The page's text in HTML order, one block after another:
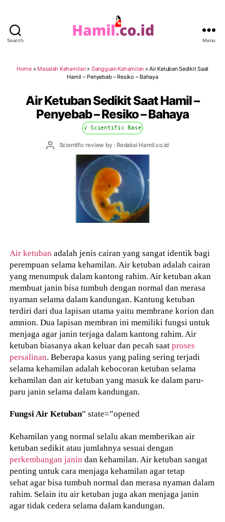
Search Menu
Home» Masalah Kehamilan» Gangguan Kehamilan »Air Ketuban Sedikit Saat
Hamil – Penyebab – Resiko – Bahaya
Air Ketuban Sedikit Saat Hamil –
Penyebab – Resiko – Bahaya
√ Scientific Base
PostScientific review by : Redaksi Hamil.co.id
Air ketuban adalah jenis cairan yang sangat identik bagi
perempuan selama kehamilan. Air ketuban adalah cairan
yang menumpuk dalam kantong rahim. Air ketuban akan
membuat janin bisa tumbuh dengan normal dan merasa
nyaman selama dalam kandungan. Kantung ketuban
terdiri dari dua lapisan utama yaitu membrane korion dan
amnion. Dua lapisan membran ini memiliki fungsi untuk
menjaga agar janin terjaga dalam kantong rahim. Air
ketuban biasanya akan keluar dan pecah saatproses
persalinan. Beberapa kasus yang paling sering terjadi
selama kehamilan adalah kebocoran ketuban selama
kehamilan dan air ketuban yang masuk ke dalam paru-
paru janin selama dalam kandungan.
Fungsi Air Ketuban” state=”opened
Kehamilan yang normal selalu akan memberikan air
ketuban sedikit atau jumlahnya sesuai dengan
perkembangan janin dan kehamilan. Air ketuban sangat
penting untuk cara menjaga kehamilan agar tetap
sehat agar bisa tumbuh normal dan merasa nyaman dalam
rahim. Selain itu air ketuban juga akan menjaga janin
agar tidak cedera selama dalam kandungan.